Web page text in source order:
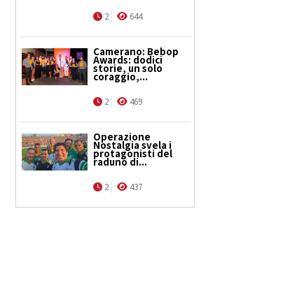
2 644
Camerano: Bebop
Awards: dodici
storie, un solo
coraggio,...
2 469
Operazione
Nostalgia svela i
protagonisti del
raduno di...
2 437